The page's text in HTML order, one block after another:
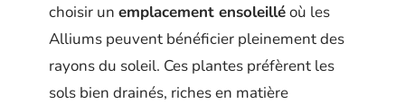
choisir un emplacement ensoleilléoù les
Alliums peuvent bénéficier pleinement des
rayons du soleil. Ces plantes préfèrent les
sols bien drainés, riches en matière